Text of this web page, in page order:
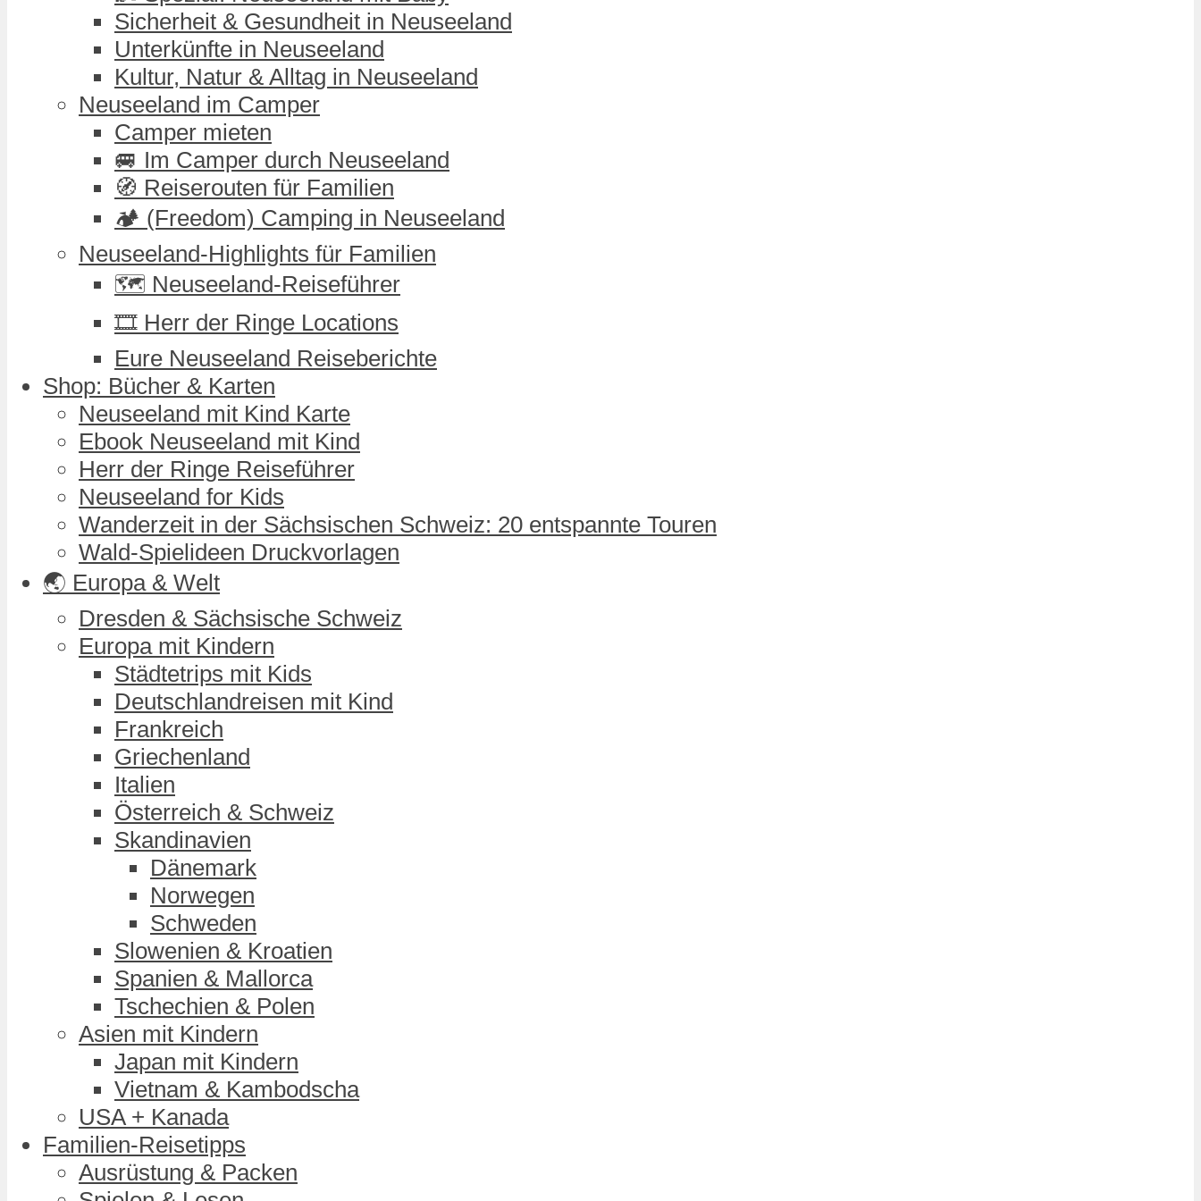
Sicherheit & Gesundheit in Neuseeland
Unterkünfte in Neuseeland
Kultur, Natur & Alltag in Neuseeland
Neuseeland im Camper
Camper mieten
🚐 Im Camper durch Neuseeland
🧭 Reiserouten für Familien
🏕️ (Freedom) Camping in Neuseeland
Neuseeland-Highlights für Familien
🗺️ Neuseeland-Reiseführer
🎞️ Herr der Ringe Locations
Eure Neuseeland Reiseberichte
Shop: Bücher & Karten
Neuseeland mit Kind Karte
Ebook Neuseeland mit Kind
Herr der Ringe Reiseführer
Neuseeland for Kids
Wanderzeit in der Sächsischen Schweiz: 20 entspannte Touren
Wald-Spielideen Druckvorlagen
🌏 Europa & Welt
Dresden & Sächsische Schweiz
Europa mit Kindern
Städtetrips mit Kids
Deutschlandreisen mit Kind
Frankreich
Griechenland
Italien
Österreich & Schweiz
Skandinavien
Dänemark
Norwegen
Schweden
Slowenien & Kroatien
Spanien & Mallorca
Tschechien & Polen
Asien mit Kindern
Japan mit Kindern
Vietnam & Kambodscha
USA + Kanada
Familien-Reisetipps
Ausrüstung & Packen